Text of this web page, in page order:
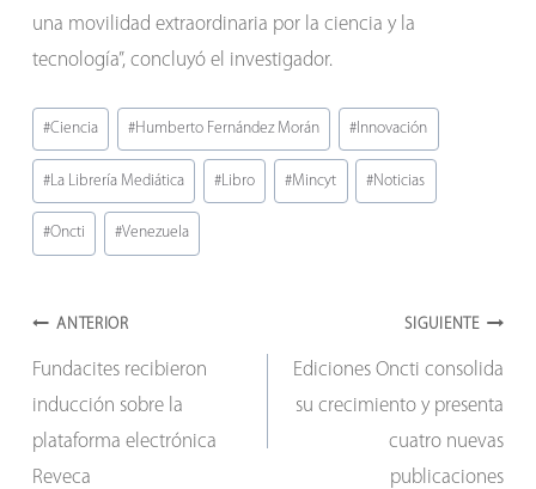
una movilidad extraordinaria por la ciencia y la
tecnología”, concluyó el investigador.
Etiquetas
de
la
entrada:
#Ciencia #Humberto Fernández Morán # Innovación
#La Librería Mediática #Libro #Mincyt #Noticias
#Oncti #Venezuela
Navegación
de
entradas
ANTERIOR
Fundacites recibieron
inducción sobre la
plataforma electrónica
Reveca
SIGUIENTE
Ediciones Oncti consolida
su crecimiento y presenta
cuatro nuevas
publicaciones